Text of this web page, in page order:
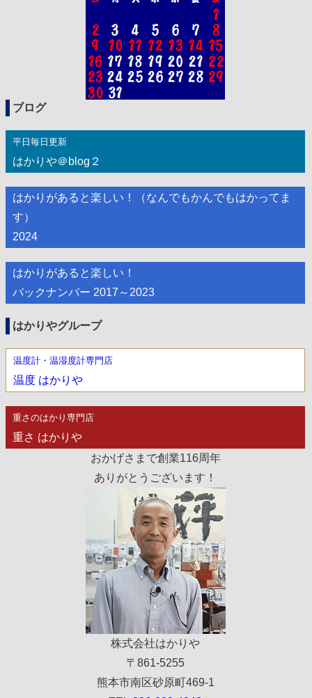
ブログ
平日毎日更新
はかりや＠blog２
はかりがあると楽しい！（なんでもかんでもはかってま
す）
2024
はかりがあると楽しい！
バックナンバー 2017～2023
はかりやグループ
温度計・温湿度計専門店
温度 はかりや
重さのはかり専門店
重さ はかりや
おかげさまで創業116周年
ありがとうございます！
株式会社はかりや
〒861-5255
熊本市南区砂原町469-1